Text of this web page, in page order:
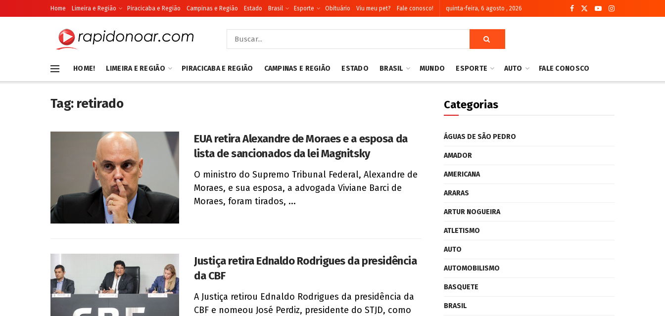
Home Limeira e Região Piracicaba e Região Campinas e Região Estado Brasil Esporte Obituário Viu meu pet? Fale conosco! quinta-feira, 6 agosto , 2026
HOME! LIMEIRA E REGIÃO PIRACICABA E REGIÃO CAMPINAS E REGIÃO ESTADO BRASIL MUNDO ESPORTE AUTO FALE CONOSCO
Tag: retirado
EUA retira Alexandre de Moraes e a esposa da
lista de sancionados da lei Magnitsky
O ministro do Supremo Tribunal Federal, Alexandre de
Moraes, e sua esposa, a advogada Viviane Barci de
Moraes, foram tirados, ...
Justiça retira Ednaldo Rodrigues da presidência
da CBF
A Justiça retirou Ednaldo Rodrigues da presidência da
CBF e nomeou José Perdiz, presidente do STJD, como
Categorias
ÁGUAS DE SÃO PEDRO
AMADOR
AMERICANA
ARARAS
ARTUR NOGUEIRA
ATLETISMO
AUTO
AUTOMOBILISMO
BASQUETE
BRASIL